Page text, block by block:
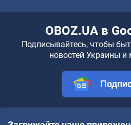
OBOZ.UA в
Подписывайтесь, чтобы
новостей Украины и